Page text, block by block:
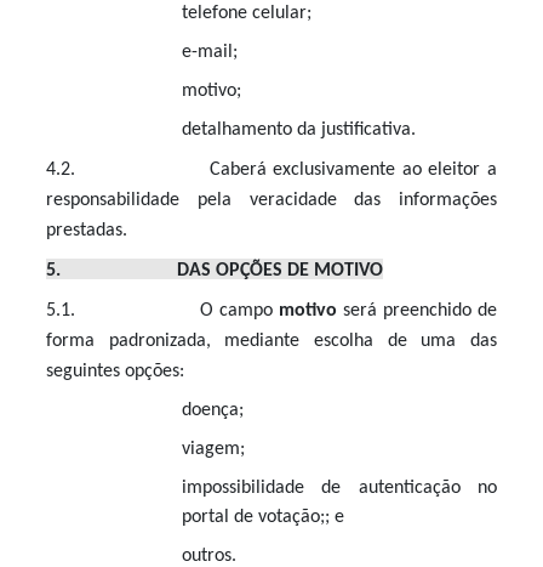
telefone celular;
e-mail;
motivo;
detalhamento da justificativa.
4.2. Caberá exclusivamente ao eleitor a
responsabilidade pela veracidade das informações
prestadas.
5. DAS OPÇÕES DE MOTIVO
5.1. O campo motivo será preenchido de
forma padronizada, mediante escolha de uma das
seguintes opções:
doença;
viagem;
impossibilidade de autenticação no
portal de votação;; e
outros.